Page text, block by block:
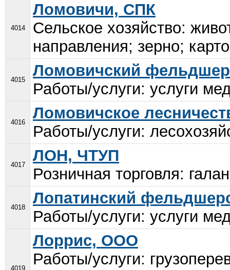
4014
Ломовичи, СПК
Сельское хозяйство:
направления; зерно;
4015
Ломовичский
Работы/услуги: услуги
4016
Ломовичское
Работы/услуги:
4017
ЛОН, ЧТУП
Розничная торговля:
4018
Лопатинский
Работы/услуги: услуги
4019
Лоррис, ООО
Работы/услуги: